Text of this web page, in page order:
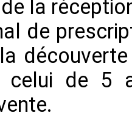
la
de
celui de 5